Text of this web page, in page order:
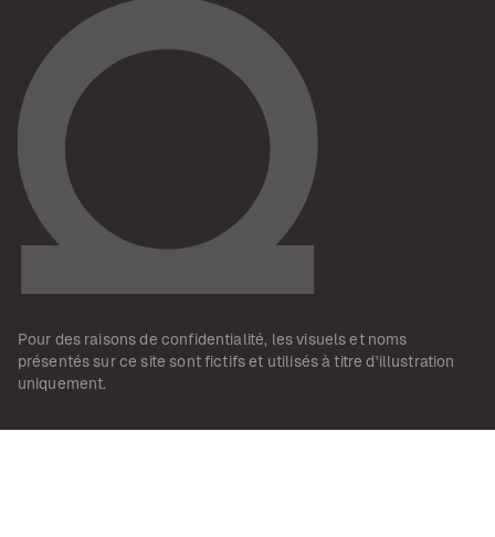
Pour des raisons de confidentialité, les visuels et noms
présentés sur ce site sont fictifs et utilisés à titre d'illustration
uniquement.